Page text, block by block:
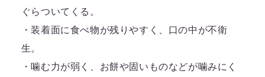
ぐらついてくる。
・装着面に食べ物が残りやすく、口の中が不衛
生。
・噛む力が弱く、お餅や固いものなどが噛みにく